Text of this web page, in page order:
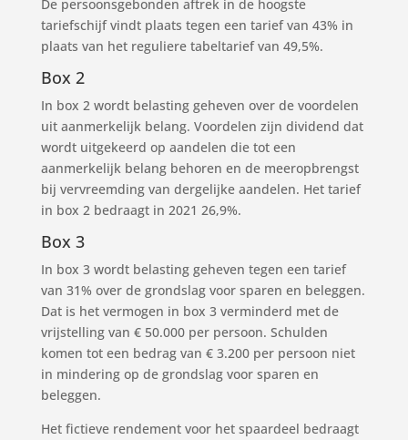
De persoonsgebonden aftrek in de hoogste
tariefschijf vindt plaats tegen een tarief van 43% in
plaats van het reguliere tabeltarief van 49,5%.
Box 2
In box 2 wordt belasting geheven over de voordelen
uit aanmerkelijk belang. Voordelen zijn dividend dat
wordt uitgekeerd op aandelen die tot een
aanmerkelijk belang behoren en de meeropbrengst
bij vervreemding van dergelijke aandelen. Het tarief
in box 2 bedraagt in 2021 26,9%.
Box 3
In box 3 wordt belasting geheven tegen een tarief
van 31% over de grondslag voor sparen en beleggen.
Dat is het vermogen in box 3 verminderd met de
vrijstelling van € 50.000 per persoon. Schulden
komen tot een bedrag van € 3.200 per persoon niet
in mindering op de grondslag voor sparen en
beleggen.
Het fictieve rendement voor het spaardeel bedraagt